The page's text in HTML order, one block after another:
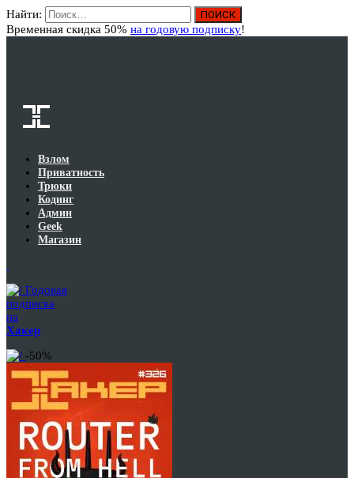
Найти:
Временная скидка 50% на годовую подписку!
Взлом
Приватность
Трюки
Кодинг
Админ
Geek
Магазин
Годовая
подписка
на
Хакер
-50%